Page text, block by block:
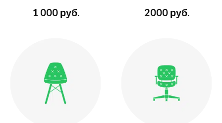
1 000 руб. 2000 руб.